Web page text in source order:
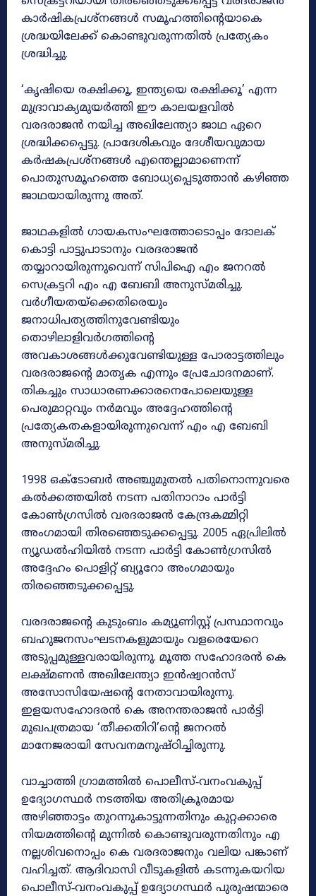
കാർഷികപ്രശ്‌നങ്ങൾ സമൂഹത്തിന്റെയാകെ
ശ്രദ്ധയിലേക്ക്‌ കൊണ്ടുവരുന്നതിൽ പ്രത്യേകം
ശ്രദ്ധിച്ചു.
‘കൃഷിയെ രക്ഷിക്കൂ, ഇന്ത്യയെ രക്ഷിക്കൂ’ എന്ന
മുദ്രാവാക്യമുയർത്തി ഈ കാലയളവിൽ
വരദരാജൻ നയിച്ച അഖിലേന്ത്യാ ജാഥ ഏറെ
ശ്രദ്ധിക്കപ്പെട്ടു. പ്രാദേശികവും ദേശീയവുമായ
കർഷകപ്രശ്‌നങ്ങൾ എന്തെല്ലാമാണെന്ന്‌
പൊതുസമൂഹത്തെ ബോധ്യപ്പെടുത്താൻ കഴിഞ്ഞ
ജാഥയായിരുന്നു അത്‌.
ജാഥകളിൽ ഗായകസംഘത്തോടൊപ്പം ദോലക്‌
കൊട്ടി പാട്ടുപാടാനും വരദരാജൻ
തയ്യാറായിരുന്നുവെന്ന്‌ സിപിഐ എം ജനറൽ
സെക്രട്ടറി എം എ ബേബി അനുസ്‌മരിച്ചു.
വർഗീയതയ്‌ക്കെതിരെയും
ജനാധിപത്യത്തിനുവേണ്ടിയും
തൊഴിലാളിവർഗത്തിന്റെ
അവകാശങ്ങൾക്കുവേണ്ടിയുള്ള പോരാട്ടത്തിലും
വരദരാജന്റെ മാതൃക എന്നും പ്രേചോദനമാണ്‌.
തികച്ചും സാധാരണക്കാരനെപോലെയുള്ള
പെരുമാറ്റവും നർമവും അദ്ദേഹത്തിന്റെ
പ്രത്യേകതകളായിരുന്നുവെന്ന്‌ എം എ ബേബി
അനുസ്‌മരിച്ചു.
1998 ഒക്ടോബർ അഞ്ചുമുതൽ പതിനൊന്നുവരെ
കൽക്കത്തയിൽ നടന്ന പതിനാറാം പാർട്ടി
കോൺഗ്രസിൽ വരദരാജൻ കേന്ദ്രകമ്മിറ്റി
അംഗമായി തിരഞ്ഞെടുക്കപ്പെട്ടു. 2005 ഏപ്രിലിൽ
ന്യൂഡൽഹിയിൽ നടന്ന പാർട്ടി കോൺഗ്രസിൽ
അദ്ദേഹം പൊളിറ്റ്‌ ബ്യൂറോ അംഗമായും
തിരഞ്ഞെടുക്കപ്പെട്ടു.
വരദരാജന്റെ കുടുംബം കമ്യൂണിസ്റ്റ്‌ പ്രസ്ഥാനവും
ബഹുജനസംഘടനകളുമായും വളരെയേറെ
അടുപ്പമുള്ളവരായിരുന്നു. മൂത്ത സഹോദരൻ കെ
ലക്ഷ്‌മണൻ അഖിലേന്ത്യാ ഇൻഷ്വറൻസ്‌
അസോസിയേഷന്റെ നേതാവായിരുന്നു.
ഇളയസഹോദരൻ കെ അനന്തരാജൻ പാർട്ടി
മുഖപത്രമായ ‘തീക്കതിറി’ന്റെ ജനറൽ
മാനേജരായി സേവനമനുഷ്‌ഠിച്ചിരുന്നു.
വാച്ചാത്തി ഗ്രാമത്തിൽ പൊലീസ്‌‐വനംവകുപ്പ്‌
ഉദ്യോഗസ്ഥർ നടത്തിയ അതിക്രൂരമായ
അഴിഞ്ഞാട്ടം തുറന്നുകാട്ടുന്നതിനും കുറ്റക്കാരെ
നിയമത്തിന്റെ മുന്നിൽ കൊണ്ടുവരുന്നതിനും എ
നല്ലശിവനൊപ്പം കെ വരദരാജനും വലിയ പങ്കാണ്‌
വഹിച്ചത്‌. ആദിവാസി വീടുകളിൽ കടന്നുകയറിയ
പൊലീസ്‌‐വനംവകുപ്പ്‌ ഉദ്യോഗസ്ഥർ പുരുഷന്മാരെ